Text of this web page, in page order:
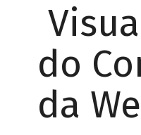
do
da